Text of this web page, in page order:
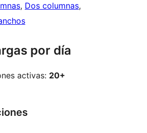
, Dos columnas
por día
activas: 20+